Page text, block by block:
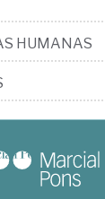
HUMANAS